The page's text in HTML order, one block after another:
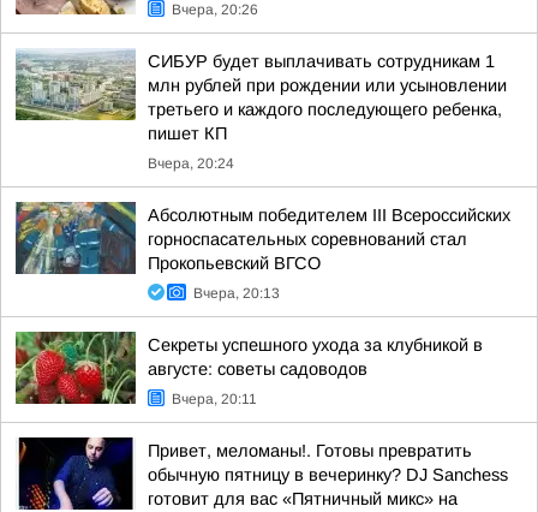
Вчера, 20:26
СИБУР будет выплачивать сотрудникам 1
млн рублей при рождении или усыновлении
третьего и каждого последующего ребенка,
пишет КП
Вчера, 20:24
Абсолютным победителем III Всероссийских
горноспасательных соревнований стал
Прокопьевский ВГСО
Вчера, 20:13
Секреты успешного ухода за клубникой в
августе: советы садоводов
Вчера, 20:11
Привет, меломаны!. Готовы превратить
обычную пятницу в вечеринку? DJ Sanchess
готовит для вас «Пятничный микс» на